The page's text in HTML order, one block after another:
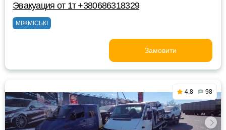
Эвакуация от 1т +380686318329
МІЖМІСЬКІ
Замовити
4.8 98